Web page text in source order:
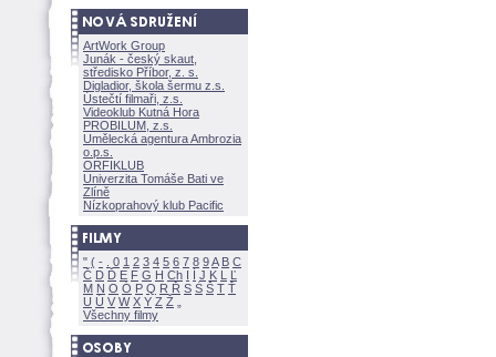
ArtWork Group
Junák - český skaut,
středisko Příbor, z. s.
Digladior, škola šermu z.s.
Ústečtí filmaři, z.s.
Videoklub Kutná Hora
PROBILUM, z.s.
Umělecká agentura Ambrozia
o.p.s.
ORFIKLUB
Univerzita Tomáše Bati ve
Zlíně
Nízkoprahový klub Pacific
" ( - 0 1 2 3 4 5 6 7 8 9A B C
Č D Ď E F G H Ch I Í J K L
Ľ
M N O Ó P Q R Ř S Ś T Ť
U Ú V W X Y Z
Všechny filmy